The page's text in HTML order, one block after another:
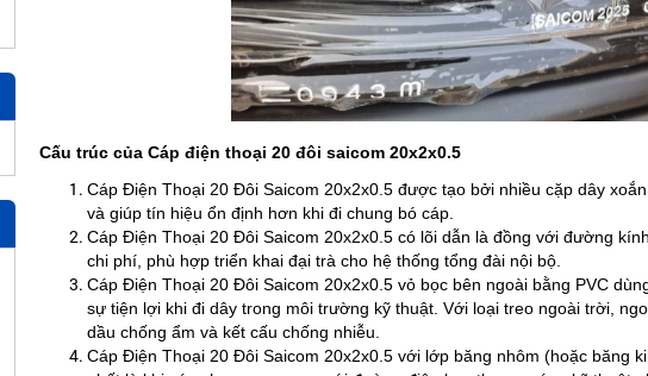
Cấu trúc của Cáp điện thoại 20 đôi saicom 20x2x0.5
Cáp Điện Thoại 20 Đôi Saicom 20x2x0.5 được tạo bởi nhiều cặp dây
và giúp tín hiệu ổn định hơn khi đi chung bó cáp.
Cáp Điện Thoại 20 Đôi Saicom 20x2x0.5 có lõi dẫn là đồng với đường
chi phí, phù hợp triển khai đại trà cho hệ thống tổng đài nội bộ.
Cáp Điện Thoại 20 Đôi Saicom 20x2x0.5 vỏ bọc bên ngoài bằng PVC
sự tiện lợi khi đi dây trong môi trường kỹ thuật. Với loại treo ngoài trời,
dầu chống ẩm và kết cấu chống nhiễu.
Cáp Điện Thoại 20 Đôi Saicom 20x2x0.5 với lớp băng nhôm (hoặc băng